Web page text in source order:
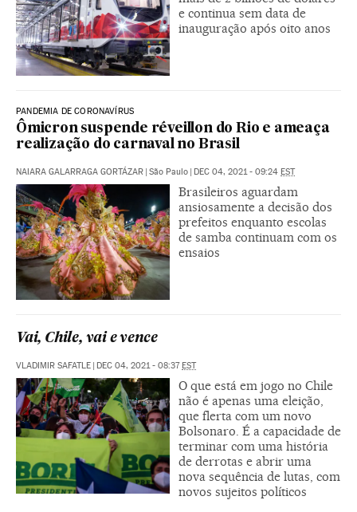
e continua sem data de
inauguração após oito anos
PANDEMIA DE CORONAVÍRUS
Ômicron suspende réveillon do Rio e ameaça
realização do carnaval no Brasil
NAIARA GALARRAGA GORTÁZAR | São Paulo | DEC 04, 2021 - 09:24 EST
Brasileiros aguardam
ansiosamente a decisão dos
prefeitos enquanto escolas
de samba continuam com os
ensaios
Vai, Chile, vai e vence
VLADIMIR SAFATLE | DEC 04, 2021 - 08:37EST
O que está em jogo no Chile
não é apenas uma eleição,
que flerta com um novo
Bolsonaro. É a capacidade de
terminar com uma história
de derrotas e abrir uma
nova sequência de lutas, com
novos sujeitos políticos